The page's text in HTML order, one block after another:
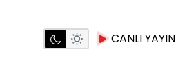
CANLI YAYIN